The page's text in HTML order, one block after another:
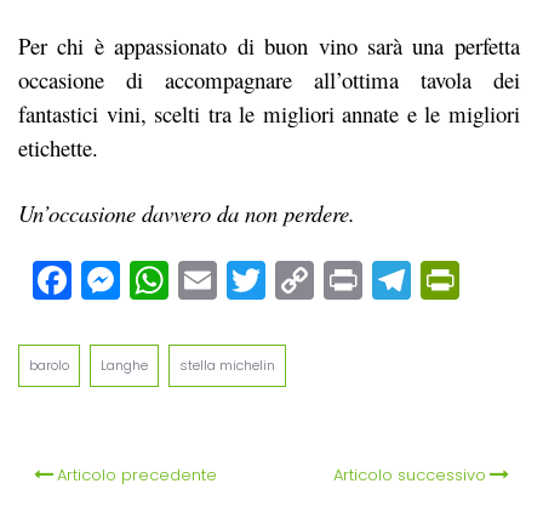
Per chi è appassionato di buon vino sarà una perfetta
occasione di accompagnare all’ottima tavola dei
fantastici vini, scelti tra le migliori annate e le migliori
etichette.
Un’occasione davvero da non perdere.
Facebook
Messenger
WhatsApp
EmailTwitter
CopyPrint
barolo Langhe stella michelin
Articolo precedente Articolo successivo